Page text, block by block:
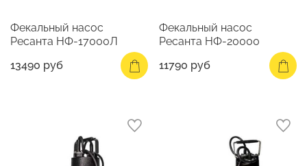
Фекальный насос
Ресанта НФ-17000Л
13490 руб
Фекальный насос
Ресанта НФ-20000
11790 руб